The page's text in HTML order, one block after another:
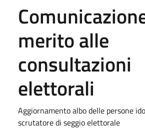
merito alle
consultazioni
elettorali
Aggiornamento albo delle persone
scrutatore di seggio elettorale